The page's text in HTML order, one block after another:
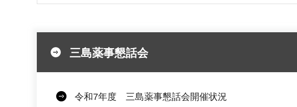
三島薬事懇話会
令和7年度 三島薬事懇話会開催状況